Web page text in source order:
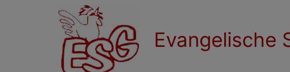
Evangelische